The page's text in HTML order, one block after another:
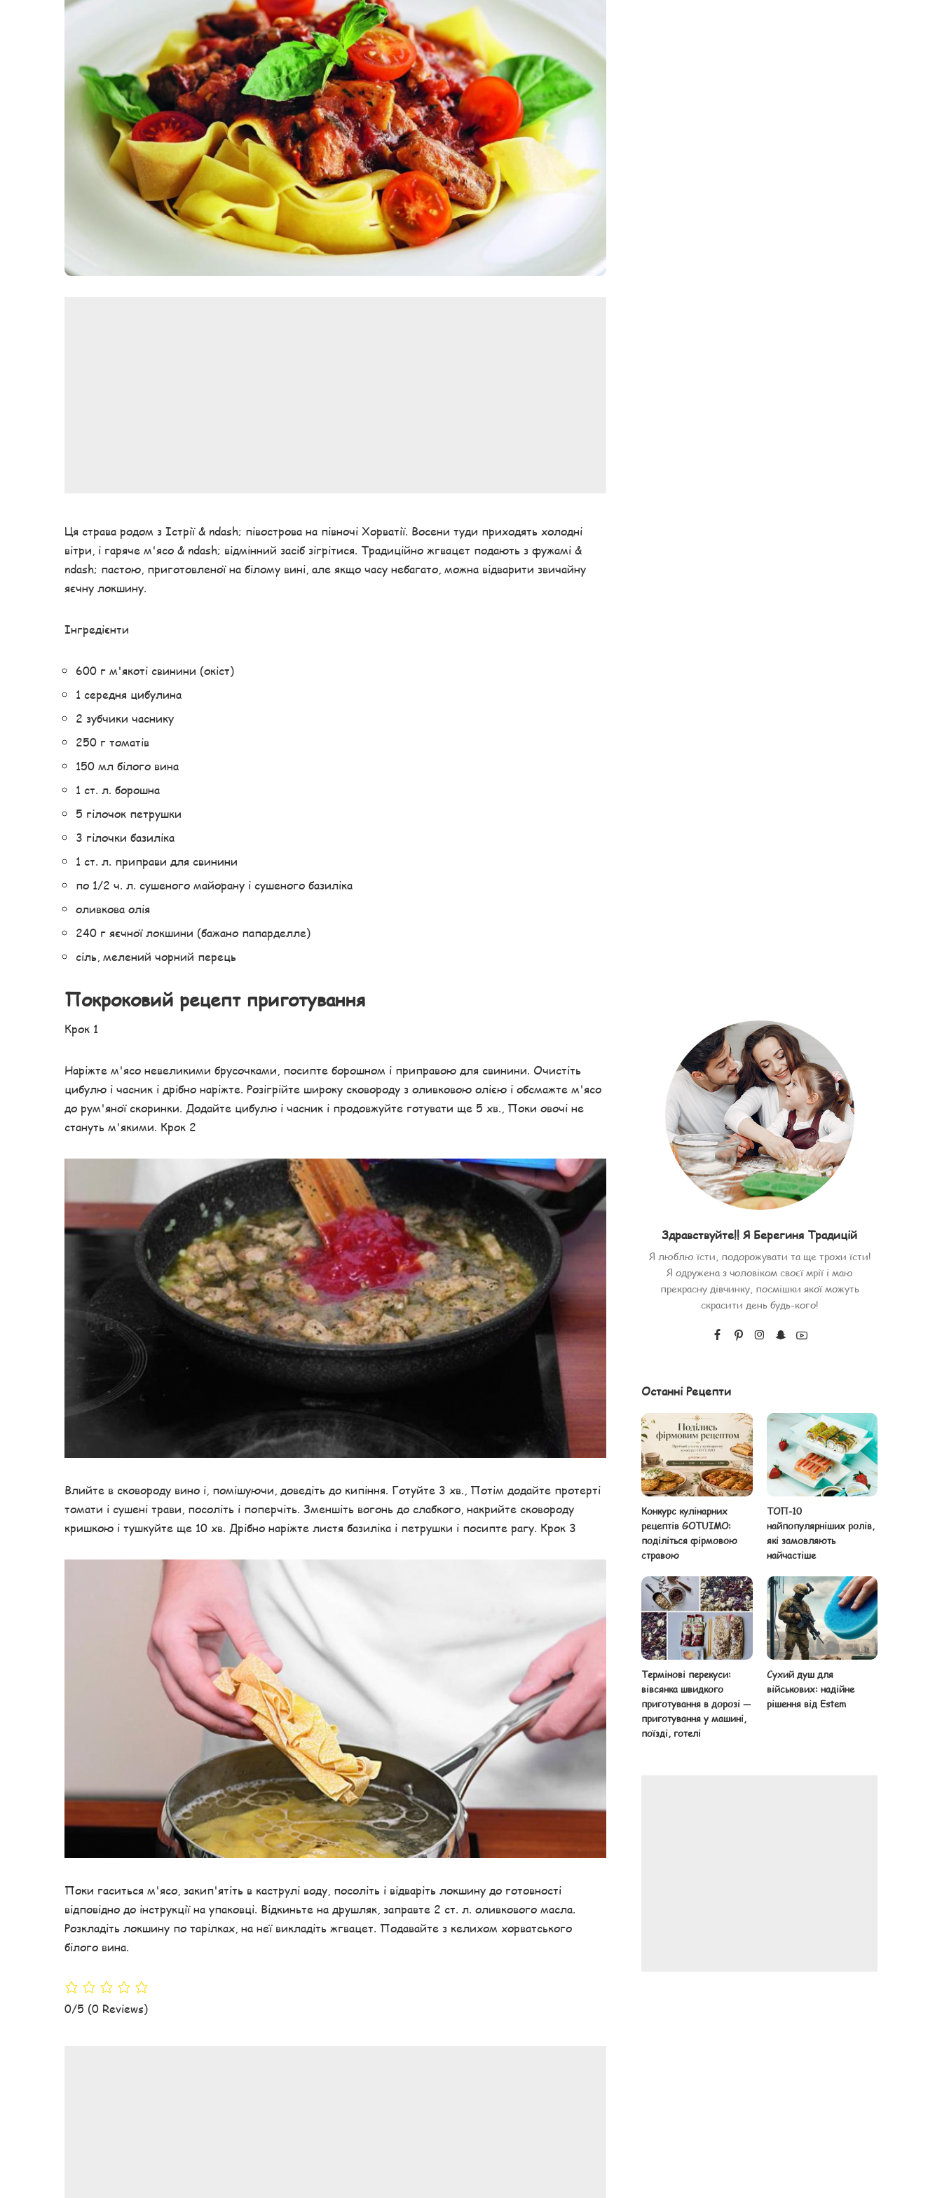
Картопля з м’ясом
Рецепти із фаршу
Ця страва родом з Істрії & ndash; півострова на півночі Хорватії. Восени туди приходять холодні
вітри, і гаряче м'ясо & ndash; відмінний засіб зігрітися. Традиційно жгвацет подають з фужамі &
ndash; пастою, приготовленої на білому вині, але якщо часу небагато, можна відварити звичайну
яєчну локшину.
Інгредієнти
600 г м'якоті свинини (окіст)
1 середня цибулина
2 зубчики часнику
250 г томатів
150 мл білого вина
1 ст. л. борошна
5 гілочок петрушки
3 гілочки базиліка
1 ст. л. приправи для свинини
по 1/2 ч. л. сушеного майорану і сушеного базиліка
оливкова олія
240 г яєчної локшини (бажано папарделле)
сіль, мелений чорний перець
Покроковий рецепт приготування
Крок 1
Наріжте м'ясо невеликими брусочками, посипте борошном і приправою для свинини. Очистіть
цибулю і часник і дрібно наріжте. Розігрійте широку сковороду з оливковою олією і обсмажте м'ясо
до рум'яної скоринки. Додайте цибулю і часник і продовжуйте готувати ще 5 хв., Поки овочі не
стануть м'якими. Крок 2
Влийте в сковороду вино і, помішуючи, доведіть до кипіння. Готуйте 3 хв., Потім додайте протерті
томати і сушені трави, посоліть і поперчіть. Зменшіть вогонь до слабкого, накрийте сковороду
кришкою і тушкуйте ще 10 хв. Дрібно наріжте листя базиліка і петрушки і посипте рагу. Крок 3
Поки гаситься м'ясо, закип'ятіть в каструлі воду, посоліть і відваріть локшину до готовності
відповідно до інструкції на упаковці. Відкиньте на друшляк, заправте 2 ст. л. оливкового масла.
Розкладіть локшину по тарілках, на неї викладіть жгвацет. Подавайте з келихом хорватського
білого вина.
0/5 (0 Reviews)
Здравствуйте!! Я Берегиня Традицій
Я люблю їсти, подорожувати та ще трохи їсти!
Я одружена з чоловіком своєї мрії і маю
прекрасну дівчинку, посмішки якої можуть
скрасити день будь-кого!
Останні Рецепти
Конкурс кулінарних
рецептів GOTUIMO:
поділіться фірмовою
стравою
ТОП-10
найпопулярніших ролів,
які замовляють
найчастіше
Термінові перекуси:
вівсянка швидкого
приготування в дорозі —
приготування у машині,
поїзді, готелі
Сухий душ для
військових: надійне
рішення від Estem